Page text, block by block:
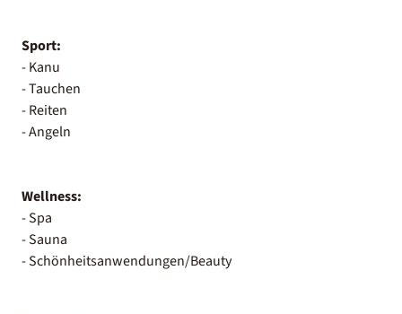
Sport:
- Kanu
- Tauchen
- Reiten
- Angeln
Wellness:
- Spa
- Sauna
- Schönheitsanwendungen/Beauty